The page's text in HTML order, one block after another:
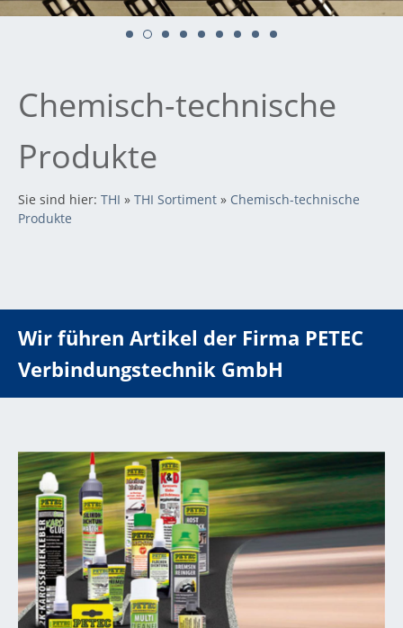
Chemisch-technische
Produkte
Sie sind hier: THI » THI Sortiment » Chemisch-technische
Produkte
Wir führen Artikel der Firma PETEC
Verbindungstechnik GmbH